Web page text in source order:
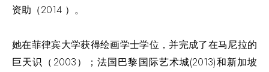
资助（2014 ）。
她在菲律宾大学获得绘画学士学位，并完成了在马尼拉的
巨天识（2003）；法国巴黎国际艺术城(2013)和新加坡